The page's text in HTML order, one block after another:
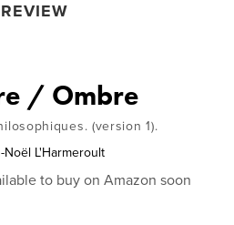
/ Ombre
(version 1).
Noël L'Harmeroult
to buy on Amazon soon